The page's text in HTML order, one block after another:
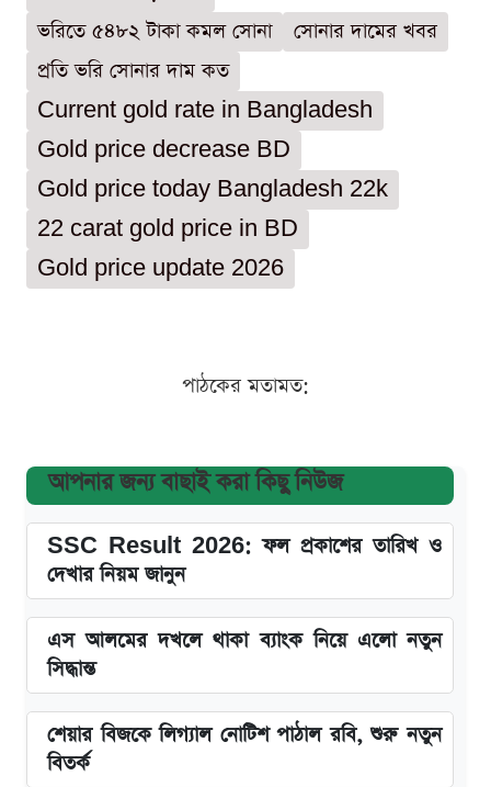
ভরিতে ৫৪৮২ টাকা কমল সোনা
সোনার দামের খবর
প্রতি ভরি সোনার দাম কত
Current gold rate in Bangladesh
Gold price decrease BD
Gold price today Bangladesh 22k
22 carat gold price in BD
Gold price update 2026
পাঠকের মতামত:
আপনার জন্য বাছাই করা কিছু নিউজ
SSC Result 2026: ফল প্রকাশের তারিখ ও
দেখার নিয়ম জানুন
এস আলমের দখলে থাকা ব্যাংক নিয়ে এলো নতুন
সিদ্ধান্ত
শেয়ার বিজকে লিগ্যাল নোটিশ পাঠাল রবি, শুরু নতুন
বিতর্ক